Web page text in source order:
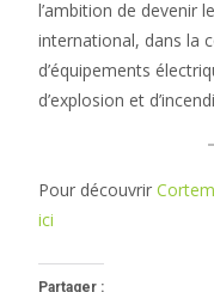
l’ambition de devenir
international, dans la
d’équipements
d’explosion et
Pour découvrir Cortem
ici
Partager :